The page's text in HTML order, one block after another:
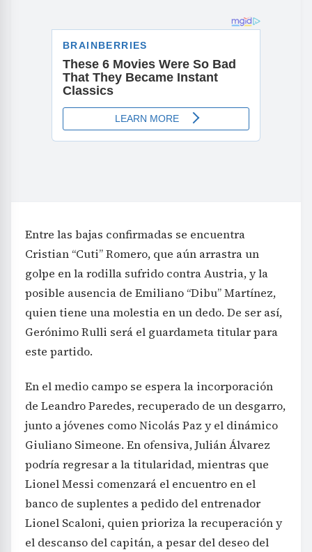
Entre las bajas confirmadas se encuentra
Cristian “Cuti” Romero, que aún arrastra un
golpe en la rodilla sufrido contra Austria, y la
posible ausencia de Emiliano “Dibu” Martínez,
quien tiene una molestia en un dedo. De ser así,
Gerónimo Rulli será el guardameta titular para
este partido.
En el medio campo se espera la incorporación
de Leandro Paredes, recuperado de un desgarro,
junto a jóvenes como Nicolás Paz y el dinámico
Giuliano Simeone. En ofensiva, Julián Álvarez
podría regresar a la titularidad, mientras que
Lionel Messi comenzará el encuentro en el
banco de suplentes a pedido del entrenador
Lionel Scaloni, quien prioriza la recuperación y
el descanso del capitán, a pesar del deseo del